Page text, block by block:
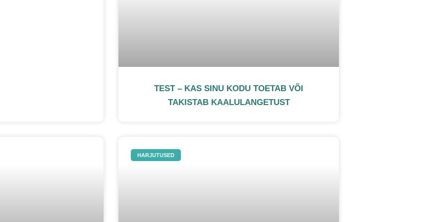
TEST – KAS SINU KODU TOETAB VÕI
TAKISTAB KAALULANGETUST
HARJUTUSED